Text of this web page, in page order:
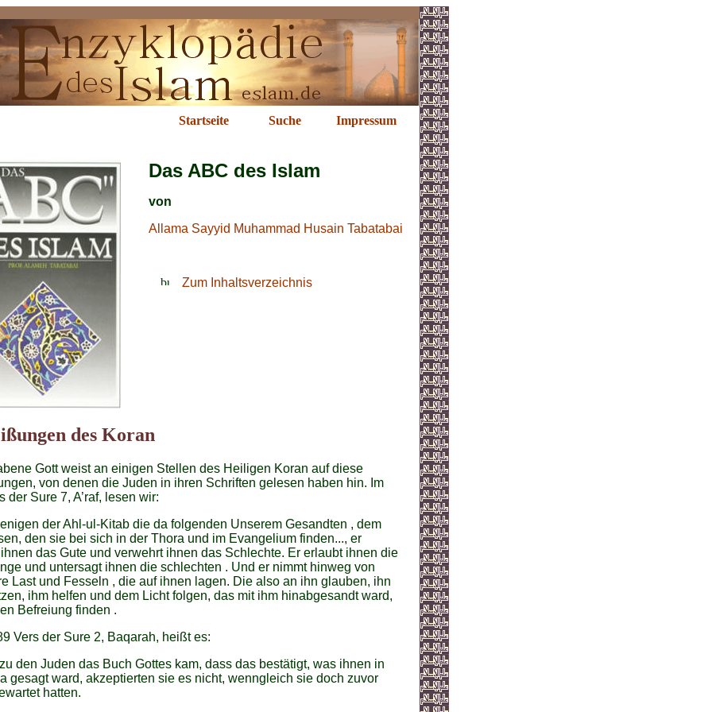
Startseite Suche Impressum
Das ABC des Islam
von
Allama Sayyid Muhammad Husain Tabatabai
Zum Inhaltsverzeichnis
des Koran
Gott weist an einigen Stellen des Heiligen Koran auf diese
von denen die Juden in ihren Schriften gelesen haben hin. Im
der Sure 7, A’raf, lesen wir:
der Ahl-ul-Kitab die da folgenden Unserem Gesandten , dem
den sie bei sich in der Thora und im Evangelium finden..., er
das Gute und verwehrt ihnen das Schlechte. Er erlaubt ihnen die
und untersagt ihnen die schlechten . Und er nimmt hinweg von
Last und Fesseln , die auf ihnen lagen. Die also an ihn glauben, ihn
ihm helfen und dem Licht folgen, das mit ihm hinabgesandt ward,
Befreiung finden .
Vers der Sure 2, Baqarah, heißt es:
den Juden das Buch Gottes kam, dass das bestätigt, was ihnen in
gesagt ward, akzeptierten sie es nicht, wenngleich sie doch zuvor
hatten.